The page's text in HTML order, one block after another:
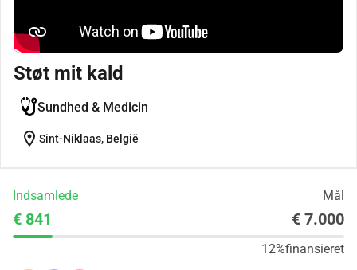
Støt mit kald
Sundhed & Medicin
location_on Sint-Niklaas, België
Indsamlede Mål
€ 841 € 7.000
12%finansieret